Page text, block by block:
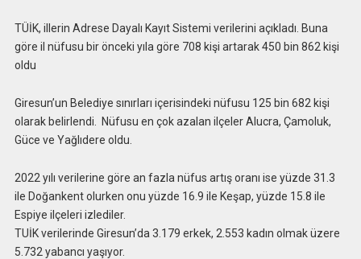
TÜİK, illerin Adrese Dayalı Kayıt Sistemi verilerini açıkladı. Buna
göre il nüfusu bir önceki yıla göre 708 kişi artarak 450 bin 862 kişi
oldu
Giresun’un Belediye sınırları içerisindeki nüfusu 125 bin 682 kişi
olarak belirlendi. Nüfusu en çok azalan ilçeler Alucra, Çamoluk,
Güce ve Yağlıdere oldu.
2022 yılı verilerine göre an fazla nüfus artış oranı ise yüzde 31.3
ile Doğankent olurken onu yüzde 16.9 ile Keşap, yüzde 15.8 ile
Espiye ilçeleri izlediler.
TUİK verilerinde Giresun’da 3.179 erkek, 2.553 kadın olmak üzere
5.732 yabancı yaşıyor.